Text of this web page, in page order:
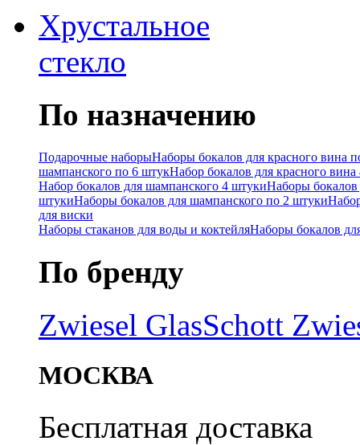
Хрустальное
стекло
По назначению
Подарочные наборыНаборы бокалов для красного вина
шампанского по 6 штукНабор бокалов для красного
Набор бокалов для шампанского 4 штукиНаборы бокалов
штукиНаборы бокалов для шампанского по 2 штуки
для виски
Наборы стаканов для воды и коктейляНаборы бокалов
По бренду
Zwiesel GlasSchott
МОСКВА
Бесплатная доставка